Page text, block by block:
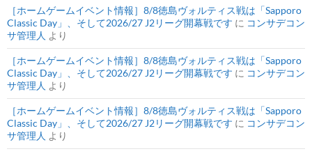
［ホームゲームイベント情報］8/8徳島ヴォルティス戦は「Sapporo
Classic Day」、そして2026/27 J2リーグ開幕戦です に コンサデコン
サ管理人 より
［ホームゲームイベント情報］8/8徳島ヴォルティス戦は「Sapporo
Classic Day」、そして2026/27 J2リーグ開幕戦です に コンサデコン
サ管理人 より
［ホームゲームイベント情報］8/8徳島ヴォルティス戦は「Sapporo
Classic Day」、そして2026/27 J2リーグ開幕戦です に コンサデコン
サ管理人 より